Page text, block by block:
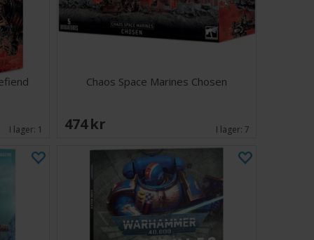
lascannon eller heavy baleflamer på höger hard
reaper autocannon, Hades lascannon eller
hard point. Det finns också en valfri
kan monteras på båda sidor, vilket innebär att du
Engine för att ta sig an vilket mål som helst.
mm rund bas
Marines Vehicle Transfer Sheet
Vehicle Transfer Sheet innehåller 282
Dessa inkluderar symboler för Black
Alpha Legion, Night Lords och Iron Warriors,
Chaos-märken för att dekorera din miniatyr.
I lager: 1
Chaos Space Marines Chosen
474 SEK I lager:7